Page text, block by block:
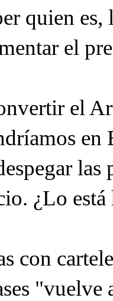
quien
el
el
en
¿Lo
con